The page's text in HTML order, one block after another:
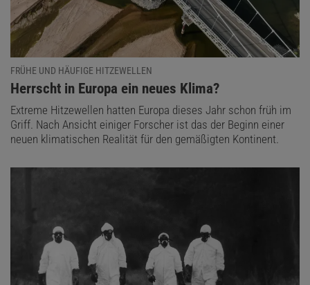
FRÜHE UND HÄUFIGE HITZEWELLEN
:
Herrscht in Europa ein neues Klima?
Extreme Hitzewellen hatten Europa dieses Jahr schon früh im
Griff. Nach Ansicht einiger Forscher ist das der Beginn einer
neuen klimatischen Realität für den gemäßigten Kontinent.